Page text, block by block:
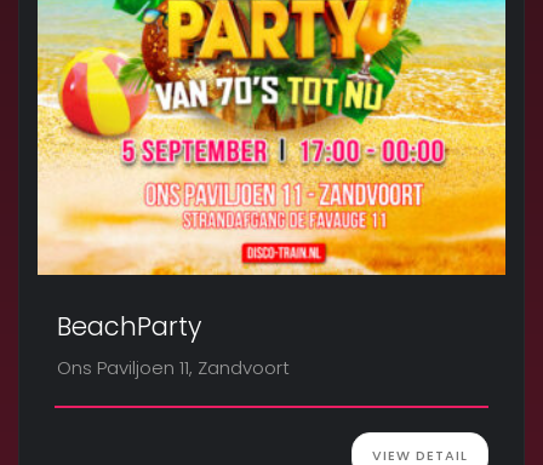
BeachParty
Ons Paviljoen 11, Zandvoort
VIEW DETAIL